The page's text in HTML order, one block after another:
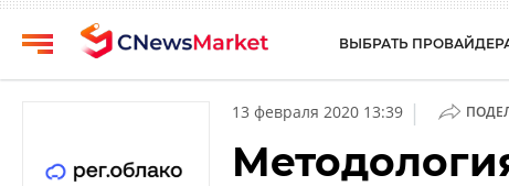
Публикации
Конференции
ВЫБРАТЬ
13 февраля 2020 13:39 |